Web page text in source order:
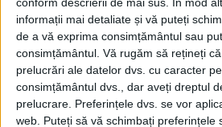
informații mai detaliate și vă puteți
de a vă exprima consimțământul sau
consimțământul. Vă rugăm să rețineți
prelucrări ale datelor dvs. cu caracter
consimțământul dvs., dar aveți dreptul
prelucrare. Preferințele dvs. se vor
web. Puteți să vă schimbați preferințele
York, Michigan,
Colorado și Oregon.
În anunțul său din acea zi,
subliniat că guvernul „nu